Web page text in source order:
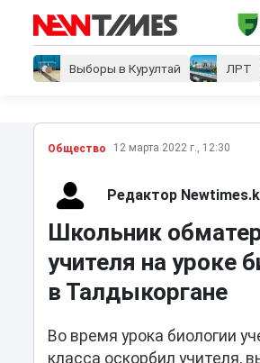
Выборы в Курултай ЛРТ
Общество 12 марта 2022 г., 12:30
Редактор
Школьник
учителя на уроке
в Талдыкоргане
Во время урока биологии
класса оскорбил учителя,